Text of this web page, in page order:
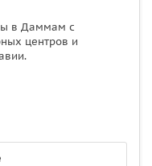
в Даммам с
центров и